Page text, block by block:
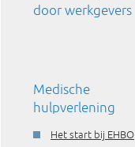
door werkgevers
Medische
hulpverlening
Het start bij EHBO